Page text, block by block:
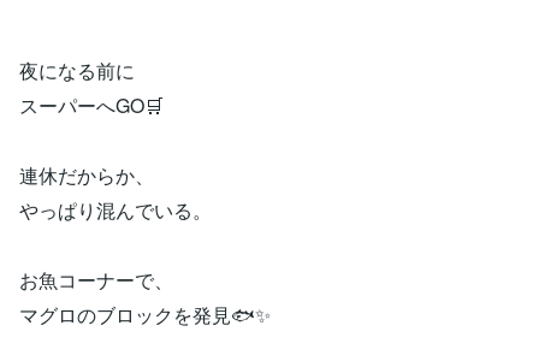
夜になる前に
スーパーへGO🛒
連休だからか、
やっぱり混んでいる。
お魚コーナーで、
マグロのブロックを発見🐟✨